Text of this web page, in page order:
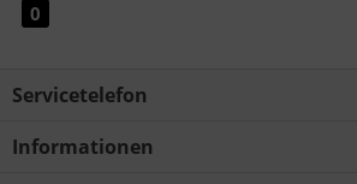
0
Servicetelefon
Informationen